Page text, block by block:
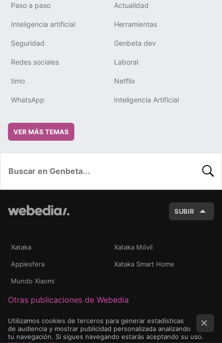
Paso a paso Actualidad
Inteligencia artificial Herramientas
Seguridad Genbeta dev
Redes sociales Laboral
timo Netflix
WhatsApp Inteligencia Artificial
VER MÁS TEMAS
SUBIR
Xataka Xataka Móvil
Applesfera Xataka Smart Home
Mundo Xiaomi
Otras publicaciones de Webedia
Utilizamos cookies de terceros para generar estadísticas
de audiencia y mostrar publicidad personalizada analizando
tu navegación. Si sigues navegando estarás aceptando su uso.